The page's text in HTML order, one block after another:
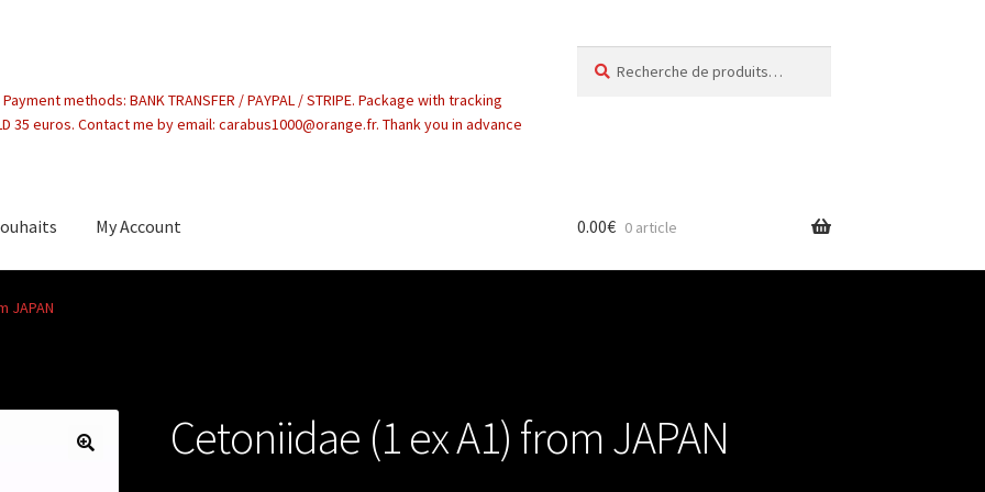
methods: BANK TRANSFER / PAYPAL / STRIPE. Package with tracking
35 euros. Contact me by email: carabus1000@orange.fr. Thank you in advance
pour :
My Account 0.00€ 0 article
JAPAN
Cetoniidae (1 ex A1) from JAPAN